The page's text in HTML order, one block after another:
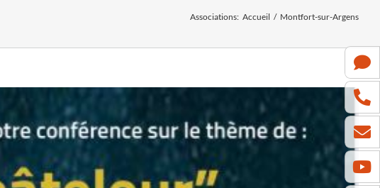
Associations: Accueil / Montfort-sur-Argens